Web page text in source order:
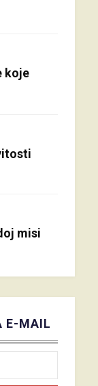
koje
misi
E-MAIL